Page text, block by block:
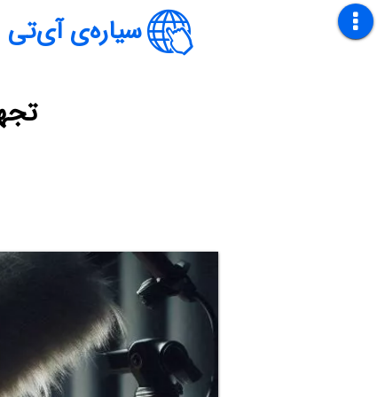
سیاره‌ی آی‌تی